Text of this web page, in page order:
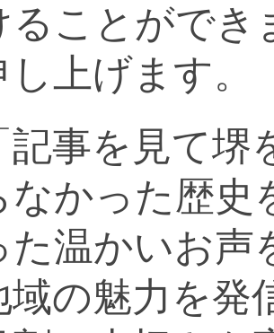
ることができ
し上げます。
記事を見て
なかった歴史
た温かいお声
域の魅力を発